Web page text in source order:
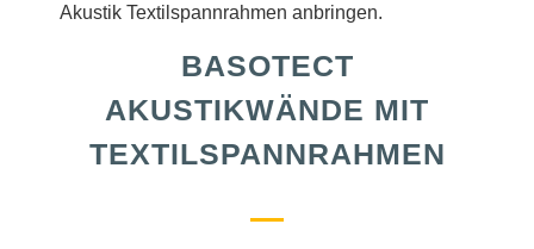
BASOTECT
AKUSTIKWÄNDE MIT
TEXTILSPANNRAHMEN
Akustik Textilspannrahmen anbringen.